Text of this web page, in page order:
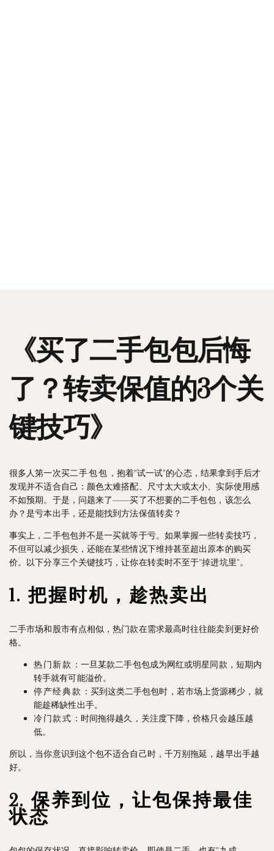
《买了二手包包后悔
了？转卖保值的3个关
键技巧》
很多人第一次买二手包包 ，抱着”试一试”的心态，结果拿到手后才
发现并不适合自己：颜色太难搭配、尺寸太大或太小、实际使用感
不如预期。于是，问题来了——买了不想要的二手包包，该怎么
办？是亏本出手，还是能找到方法保值转卖？
事实上，二手包包并不是一买就等于亏。如果掌握一些转卖技巧，
不但可以减少损失，还能在某些情况下维持甚至超出原本的购买
价。以下分享三个关键技巧，让你在转卖时不至于”掉进坑里”。
1. 把握时机，趁热卖出
二手市场和股市有点相似，热门款在需求最高时往往能卖到更好价
格。
热门新款 ：一旦某款二手包包成为网红或明星同款，短期内
转手就有可能溢价。
停产经典款 ：买到这类二手包包时，若市场上货源稀少，就
能趁稀缺性出手。
冷门款式 ：时间拖得越久，关注度下降，价格只会越压越
低。
所以，当你意识到这个包不适合自己时，千万别拖延，越早出手越
好。
2. 保养到位，让包保持最佳
状态